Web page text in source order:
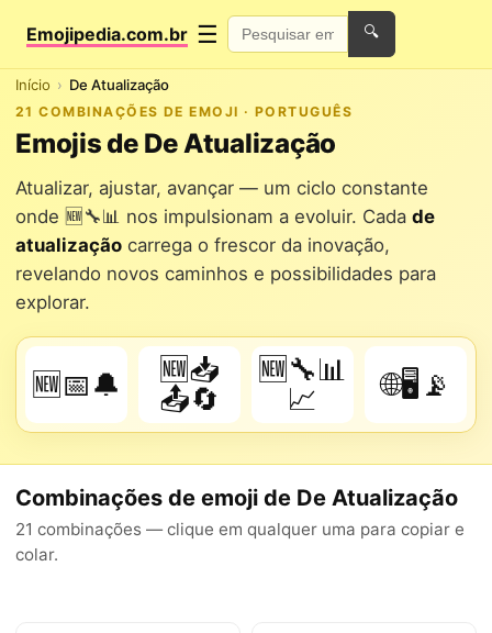
Emojipedia.com.br ☰ 🔍
Início De Atualização
21 COMBINAÇÕES DE EMOJI · PORTUGUÊS
Emojis de De Atualização
Atualizar, ajustar, avançar — um ciclo constante
onde 🆕🔧📊 nos impulsionam a evoluir. Cada de
atualização carrega o frescor da inovação,
revelando novos caminhos e possibilidades para
explorar.
🆕📅🔔
🆕📥
📤🔄
🆕🔧📊
📈
🌐🖥️📡
Combinações de emoji de De Atualização
21 combinações — clique em qualquer uma para copiar e
colar.